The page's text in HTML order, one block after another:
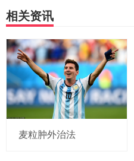
相关资讯
麦粒肿外治法